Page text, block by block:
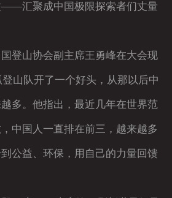
——汇聚成中国极限探索者们丈量
山协会副主席王勇峰在大会现
山队开了一个好头，从那以后中
多。他指出，最近几年在世界范
中国人一直排在前三，越来越多
公益、环保，用自己的力量回馈